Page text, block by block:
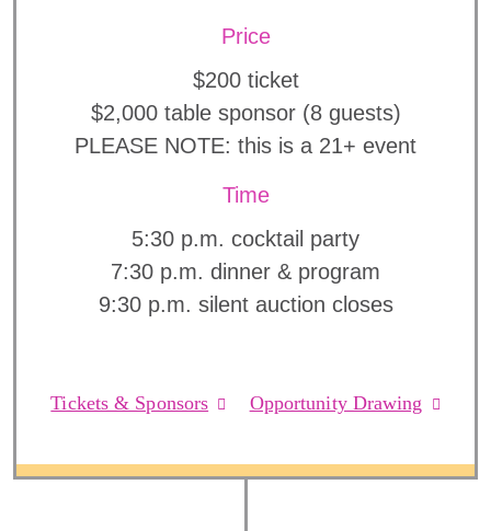
Price
$200 ticket
$2,000 table sponsor (8 guests)
PLEASE NOTE: this is a 21+ event
Time
5:30 p.m. cocktail party
7:30 p.m. dinner & program
9:30 p.m. silent auction closes
Tickets & Sponsors Opportunity Drawing